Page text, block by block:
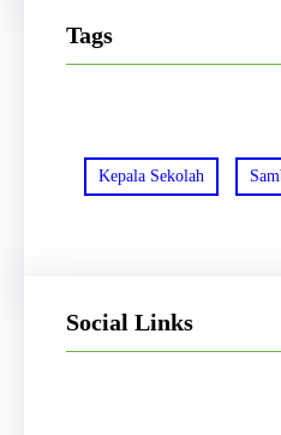
Tags
Kepala Sekolah
Social Links